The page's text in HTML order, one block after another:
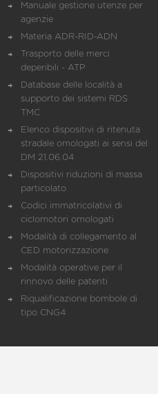
Manuale gestione utenze per
agenzie
Materia ADR-RID-ADN
Trasporto delle merci
deperibili - ATP
Database delle località a
supporto dei sistemi RDS
TMC
Elenco dispositivi di ritenuta
stradale omologati ai sensi del
DM 21.06.04
Dispositivi riduzioni di massa
particolato
Codici immatricolativi di
ciclomotori omologati
Modalità di collegamento al
CED motorizzazione
Modalità operative per il
rinnovo delle patenti
Riqualificazione bombole di
tipo CNG4